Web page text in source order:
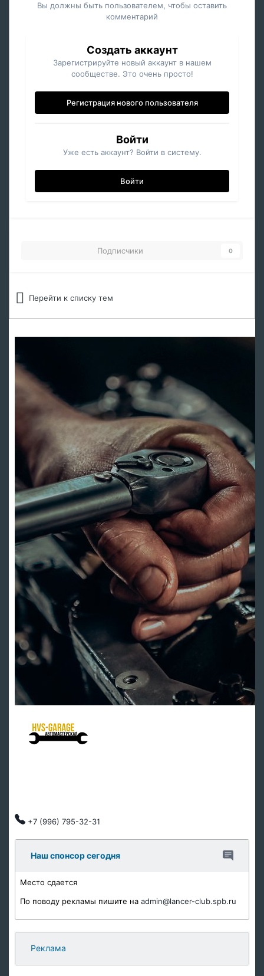
Вы должны быть пользователем, чтобы оставить
комментарий
Создать аккаунт
Зарегистрируйте новый аккаунт в нашем
сообществе. Это очень просто!
Регистрация нового пользователя
Войти
Уже есть аккаунт? Войти в систему.
Войти
Подписчики 0
Перейти к списку тем
+7 (996) 795-32-31
Наш спонсор сегодня
Место сдается
По поводу рекламы пишите на admin@lancer-club.spb.ru
Реклама